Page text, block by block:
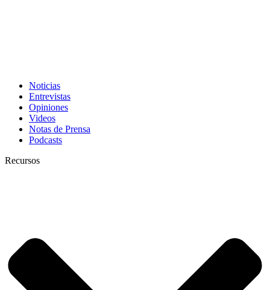
Noticias
Entrevistas
Opiniones
Videos
Notas de Prensa
Podcasts
Recursos